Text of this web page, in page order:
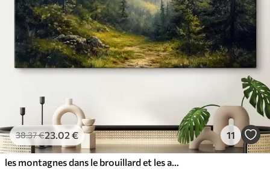
✓Encre sûre et sans odeur
✓Surface type toile
✓Matériau écologique
38.37€23.02 € 11
les montagnes dans le brouillard et les arbres